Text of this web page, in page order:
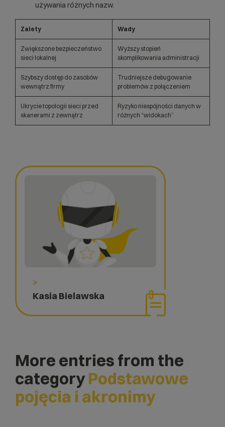
>
Kasia Bielawska
używania różnych nazw.
Zalety Wady
Zwiększone bezpieczeństwo
sieci lokalnej
Wyższy stopień
skomplikowania administracji
Szybszy dostęp do zasobów
wewnątrz firmy
Trudniejsze debugowanie
problemów z połączeniem
Ukrycie topologii sieci przed
skanerami z zewnątrz
Ryzyko niespójności danych w
różnych “widokach”
More entries from the
categoryPodstawowe
pojęcia i akronimy